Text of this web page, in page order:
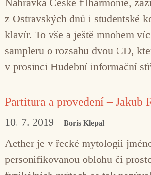
Nahrávka České filharmonie,
z Ostravských dnů i studentské
klavír. To vše a ještě mnohem
sampleru o rozsahu dvou CD,
v prosinci Hudební informační
Partitura a provedení – Jakub
10. 7. 2019 Boris Klepal
Aether je v řecké mytologii
personifikovanou oblohu či